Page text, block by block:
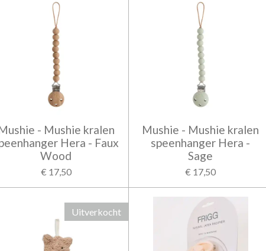
- Mushie kralen
Hera - Faux
Wood
€ 17,50
Mushie - Mushie kralen
speenhanger Hera -
Sage
€ 17,50
Uitverkocht